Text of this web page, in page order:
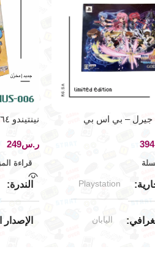
جيرل – بي اس بي
394
Playstation
اليابان
نينتيندو ٦٤ – لعبة قصة يوشي
ر.س
قراءة
الندرة